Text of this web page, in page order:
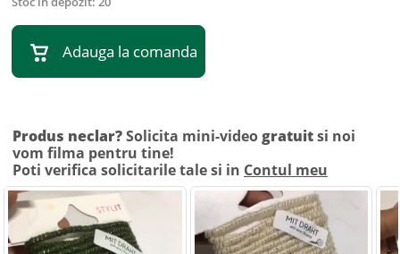
Adauga la comanda
Produs neclar?Solicita mini-video gratuitsi noi
vom filma pentru tine!
Poti verifica solicitarile tale si in Contul meu